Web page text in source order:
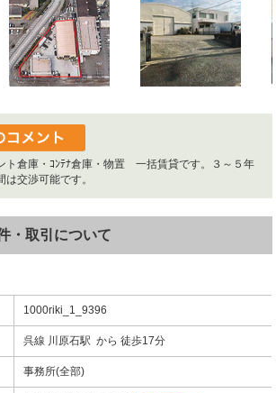
ト倉庫・ｺﾝﾃﾅ倉庫・物置 一括賃貸です。３～５年
交渉可能です。
・取引について
1000riki_1_9396
呉線 川原石駅 から 徒歩17分
事務所(全部)